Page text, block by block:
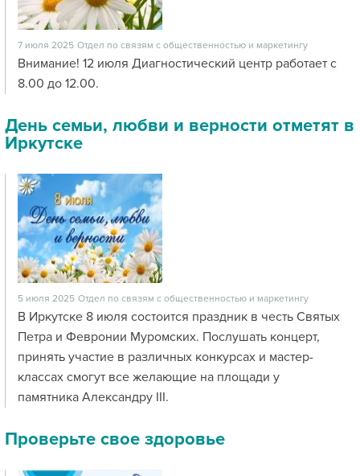
7 июля 2025 Отдел по связям с общественностью и маркетингу
Внимание! 12 июля Диагностический центр работает с
8.00 до 12.00.
День семьи, любви и верности отметят в
Иркутске
5 июля 2025 Отдел по связям с общественностью и маркетингу
В Иркутске 8 июля состоится праздник в честь Святых
Петра и Февронии Муромских. Послушать концерт,
принять участие в различных конкурсах и мастер-
классах смогут все желающие на площади у
памятника Александру III.
Проверьте свое здоровье